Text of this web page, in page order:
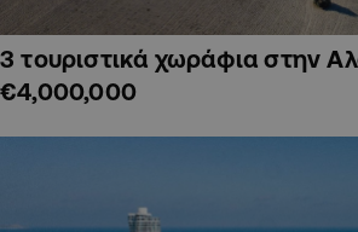
3 τουριστικά χωράφια στην
€4,000,000